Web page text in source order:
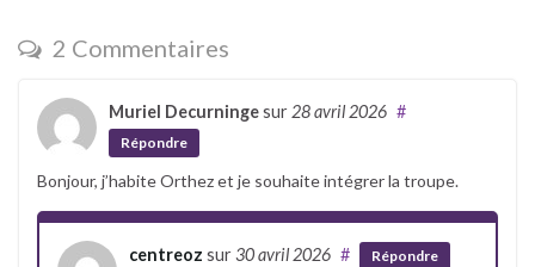
2 Commentaires
Muriel Decurningesur 28 avril 2026 #
Répondre
Bonjour, j’habite Orthez et je souhaite intégrer la troupe.
centreoz sur 30 avril 2026 # Répondre